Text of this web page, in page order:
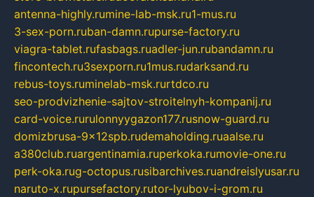
antenna-highly.rumine-lab-msk.ru1-mus.ru
3-sex-porn.ruban-damn.rupurse-factory.ru
viagra-tablet.rufasbags.ruadler-jun.rubandamn.ru
fincontech.ru3sexporn.ru1mus.rudarksand.ru
rebus-toys.ruminelab-msk.rurtdco.ru
seo-prodvizhenie-sajtov-stroitelnyh-kompanij.ru
card-voice.rurulonnyygazon177.rusnow-guard.ru
domizbrusa-9x12spb.rudemaholding.ruaalse.ru
a380club.ruargentinamia.ruperkoka.rumovie-one.ru
perk-oka.rug-octopus.rusibarchives.ruandreislyusar.ru
naruto-x.rupursefactory.rutor-lyubov-i-grom.ru